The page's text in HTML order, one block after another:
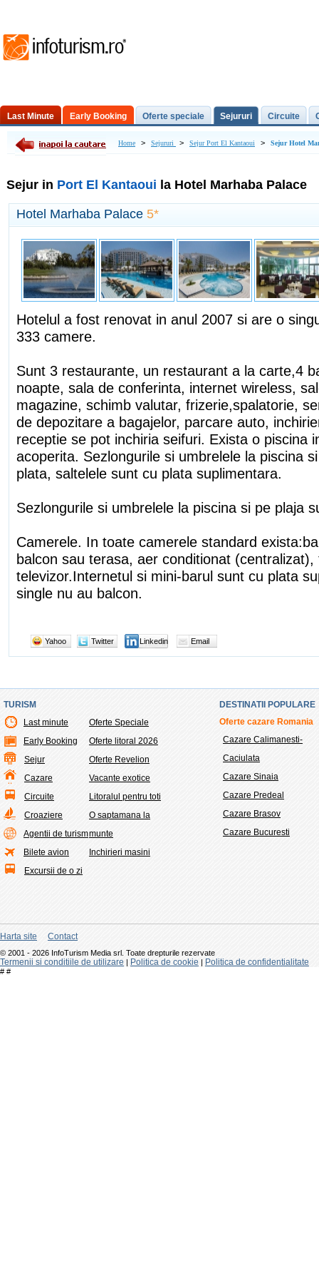
Last Minute Early Booking Oferte speciale Sejururi Circuite
Excursii de o zi Home > Sejururi > Sejur Port El Kantaoui > Sejur Hotel
Sejur in Port El Kantaoui la Hotel Marhaba Palace
Hotel Marhaba Palace 5*
Hotelul a fost renovat in anul 2007 si are o
333 camere.
Sunt 3 restaurante, un restaurant a la carte,4
noapte, sala de conferinta, internet wireless,
magazine, schimb valutar, frizerie,spalatorie,
de depozitare a bagajelor, parcare auto,
receptie se pot inchiria seifuri. Exista o piscina
acoperita. Sezlongurile si umbrelele la piscina
plata, saltelele sunt cu plata suplimentara.
Sezlongurile si umbrelele la piscina si pe plaja
Camerele. In toate camerele standard
balcon sau terasa, aer conditionat (centralizat),
televizor.Internetul si mini-barul sunt cu plata
single nu au balcon.
Yahoo Twitter Linkedin Email
TURISM
Last minute
Early Booking
Sejur
Cazare
Circuite
Croaziere
Agentii de turism
Bilete avion
Excursii de o zi
Oferte Speciale
Oferte litoral 2026
Oferte Revelion
Vacante exotice
Litoralul pentru toti
O saptamana la
munte
Inchirieri masini
DESTINATII POPULARE
Oferte cazare Romania
Cazare Calimanesti-
Caciulata
Cazare Sinaia
Cazare Predeal
Cazare Brasov
Cazare Bucuresti
Harta site Contact
© 2001 - 2026 InfoTurism Media srl. Toate drepturile rezervate
Termenii si conditiile de utilizare | Politica de cookie | Politica de confidentialitate
# #